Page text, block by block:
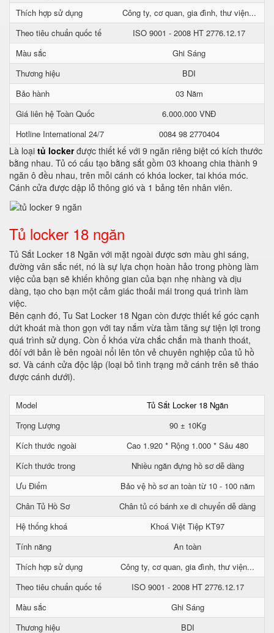
Thích hợp sử dụng
Công ty, cơ quan, gia đình, thư viện...
Theo tiêu chuẩn quốc tế
ISO 9001 - 2008 HT 2776.12.17
Màu sắc
Ghi Sáng
Thương hiệu
BDI
Bảo hành
03 Năm
Giá liên hệ Toàn Quốc
6.000.000 VNĐ
Hotline International 24/7
0084 98 2770404
Là loại tủ lockerđược thiết kế với 9 ngăn riêng biệt có kích thước
bằng nhau. Tủ có cấu tạo bằng sắt gồm 03 khoang chia thành 9
ngăn ô đều nhau, trên mỗi cánh có khóa locker, tai khóa móc.
Cánh cửa được dập lỗ thông gió và 1 bảng tên nhân viên.
Tủ locker 18 ngăn
Tủ Sắt Locker 18 Ngăn với mặt ngoài được sơn màu ghi sáng,
đường vân sắc nét, nó là sự lựa chọn hoàn hảo trong phòng làm
việc của bạn sẽ khiến không gian của bạn nhẹ nhàng và dịu
dàng, tạo cho bạn một cảm giác thoải mái trong quá trình làm
việc.
Bên cạnh đó, Tu Sat Locker 18 Ngan còn được thiết kế góc cạnh
dứt khoát mà thon gọn với tay nắm vừa tầm tăng sự tiện lợi trong
quá trình sử dụng. Còn ổ khóa vừa chắc chắn mà thanh thoát,
đôí với bản lề bên ngoài nổi lên tôn vẻ chuyên nghiệp của tủ hồ
sơ. Và cánh cửa độc lập (loại bỏ tình trạng mở cánh trên sẽ tháo
được cánh dưới).
Model
Tủ Sắt Locker 18 Ngăn
Trọng Lượng
90 ± 10Kg
Kích thước ngoài
Cao 1.920 * Rộng 1.000 * Sâu 480
Kích thước trong
Nhiều ngăn đựng hồ sơ dễ dàng
Ưu Điểm
Bảo vệ hồ sơ an toàn từ 10 - 100 năm
Chân Tủ Hồ Sơ
Chân tủ có bánh xe di chuyển dễ dàng
Hệ thống khoá
Khoá Việt Tiệp KT97
Tính năng
An toàn
Thích hợp sử dụng
Công ty, cơ quan, gia đình, thư viện...
Theo tiêu chuẩn quốc tế
ISO 9001 - 2008 HT 2776.12.17
Màu sắc
Ghi Sáng
Thương hiệu
BDI